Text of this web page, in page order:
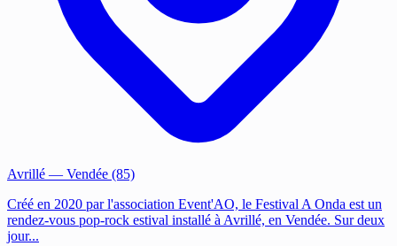
Avrillé — Vendée (85)
Créé en 2020 par l'association Event'AO, le Festival A Onda est un
rendez-vous pop-rock estival installé à Avrillé, en Vendée. Sur deux
jour...